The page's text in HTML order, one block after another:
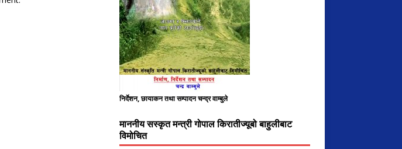
निर्देशन, छायाकन तथा सम्पादन चन्द्र वाम्बुले
माननीय सस्कृत मन्त्री गोपाल किरातीज्यूबो बाहुलीबाट
विमोचित